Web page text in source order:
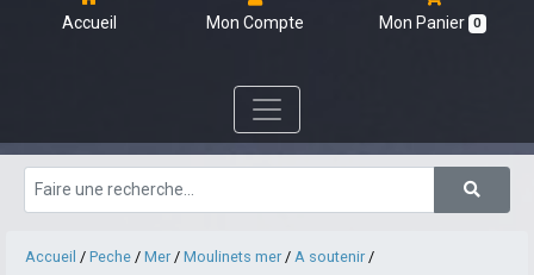
Accueil Mon Compte Mon Panier 0
Accueil / Peche / Mer / Moulinets mer / A soutenir /